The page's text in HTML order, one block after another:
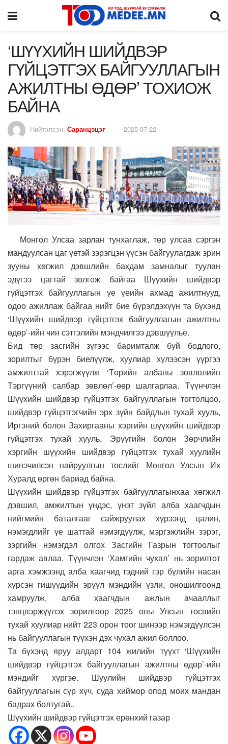
‘ШҮҮХИЙН ШИЙДВЭР
ГҮЙЦЭТГЭХ БАЙГУУЛЛАГЫН
АЖИЛТНЫ ӨДӨР’ ТОХИОЖ
БАЙНА
Нийтэлсэн: Саранцэцэг 2025-07-22
Монгол Улсаа зарлан тунхаглаж, төр улсаа сэргэн
мандуулсан цаг үетэй зэрэгцэн үүсэн байгуулагдаж эрин
зууны хөгжил дэвшлийн бахдам замналыг туулан
эдүгээ цагтай золгож байгаа Шүүхийн шийдвэр
гүйцэтгэх байгууллагын үе үеийн ахмад ажилтнууд,
одоо ажиллаж байгаа нийт бие бүрэлдэхүүн та бүхэнд
‘Шүүхийн шийдвэр гүйцэтгэх байгууллагын ажилтны
өдөр’-ийн чин сэтгэлийн мэндчилгээ дэвшүүлье.
Бид төр засгийн зүгээс баримталж буй бодлого,
зорилтыг бүрэн биелүүлж, хуулиар хүлээсэн үүргээ
амжилттай хэрэгжүүлж ‘Төрийн албаны зөвлөлийн
Тэргүүний салбар зөвлөл’-өөр шалгарлаа. Түүнчлэн
Шүүхийн шийдвэр гүйцэтгэх байгууллагын тогтолцоо,
шийдвэр гүйцэтгэгчийн эрх зүйн байдлын тухай хууль,
Иргэний болон Захиргааны хэргийн шүүхийн шийдвэр
гүйцэтгэх тухай хууль. Эрүүгийн болон Зөрчлийн
хэргийн шүүхийн шийдвэр гүйцэтгэх тухай хуулийн
шинэчилсэн найруулгын төслийг Монгол Улсын Их
Хуралд өргөн бариад байна.
Шүүхийн шийдвэр гүйцэтгэх байгууллагынхаа хөгжил
дэвшил, амжилтын үндэс, үнэт зүйл алба хаагчдын
нийгмийн баталгааг сайжруулах хүрээнд цалин,
нэмэгдлийг үе шаттай нэмэгдүүлж, мэргэжлийн зэрэг,
зэргийн нэмэгдэл олгох Засгийн Газрын тогтоолыг
гардаж авлаа. Түүнчлэн ‘Хамгийн чухал’ нь зорилтот
арга хэмжээнд алба хаагчид тэдний гэр бүлийн насан
хүрсэн гишүүдийн эрүүл мэндийн үзли, оношилгоонд
хамруулж, алба хаагчдын ажлын ачааллыг
тэнцвэржүүлэх зорилгоор 2025 оны Улсын төсвийн
тухай хуулиар нийт 223 орон тоог шинээр нэмэгдүүлсэн
нь байгууллагын түүхэн дэх чухал ажил боллоо.
Та бүхэнд яруу алдарт 104 жилийн түүхт ‘Шүүхийн
шийдвэр гүйцэтгэх байгууллагын ажилтны өдөр’-ийн
мэндийг хүргэе. Шуулийн шийдвэр гуйцэтгэх
байгууллагын сүр хүч, суда хиймор опод моих мандан
бадрах болтугай..
Шүүхийн шийдвэр гүйцэтгэх ерөнхий газар